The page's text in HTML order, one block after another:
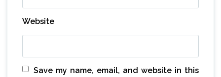
Website
Save my name, email, and website in this